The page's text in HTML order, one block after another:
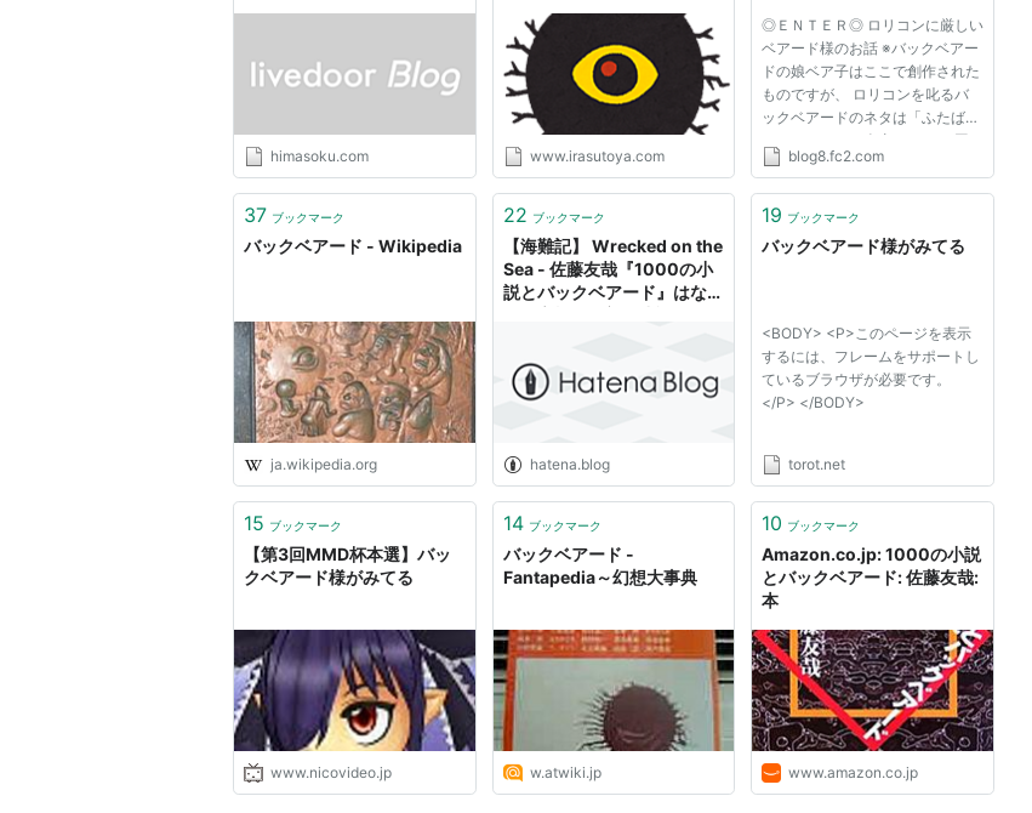
himasoku.com www.irasutoya.com
◎ＥＮＴＥＲ◎ ロリコンに厳しい
ベアード様のお話 ※バックベアー
ドの娘ベア子はここで創作された
ものですが、 ロリコンを叱るバ
ックベアードのネタは「ふたばち
ゃんねる」の二次裏ネタです 因
みにバックベアードはゲゲゲの鬼
別物です
blog8.fc2.com
37 ブックマーク
バックベアード - Wikipedia
ja.wikipedia.org
22 ブックマーク
【海難記】 Wrecked on the
Sea - 佐藤友哉『1000の小
説とバックベアード』はなん
hatena.blog
19 ブックマーク
バックベアード様がみてる
<BODY> <P>このページを表示
するには、フレームをサポートし
ているブラウザが必要です。
</P> </BODY>
torot.net
15 ブックマーク
【第3回MMD杯本選】バッ
クベアード様がみてる
www.nicovideo.jp
14 ブックマーク
バックベアード -
Fantapedia～幻想大事典
w.atwiki.jp
10 ブックマーク
Amazon.co.jp: 1000の小説
とバックベアード: 佐藤友哉:
本
www.amazon.co.jp